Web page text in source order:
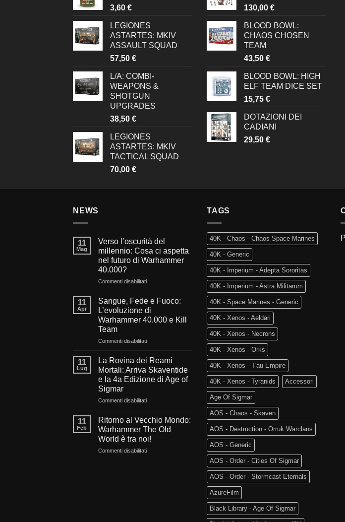
3,60 €
LEGIONES
ASTARTES: MKIV
ASSAULT SQUAD
57,50 €
L/A: COMBI-
WEAPONS &
SHOTGUN
UPGRADES
38,50 €
LEGIONES
ASTARTES: MKIV
TACTICAL SQUAD
70,00 €
130,00 €
BLOOD BOWL:
CHAOS CHOSEN
TEAM
43,50 €
BLOOD BOWL: HIGH
ELF TEAM DICE SET
15,75 €
DOTAZIONI DEI
CADIANI
29,50 €
NEWS
11
Mag
Verso l’oscurità del
millennio: Cosa ci aspetta
nel futuro di Warhammer
40.000?
Commenti disabilitatisu
l’oscurità
del
millennio:
Cosa
aspetta
futuro
di
Warhammer
40.000?
11
Apr
Sangue, Fede e Fuoco:
L’evoluzione di
Warhammer 40.000 e Kill
Team
Commenti disabilitatisu
Fede
Fuoco:
L’evoluzione
Warhammer
Kill
Team
11
Lug
La Rovina dei Reami
Mortali: Arriva Skaventide
e la 4a Edizione di Age of
Sigmar
Commenti disabilitatisu
Rovina
dei
Reami
Mortali:
Arriva
11
Feb
Ritorno al Vecchio Mondo:
Warhammer The Old
World è tra noi!
Commenti disabilitatisu
TAGS
40K - Chaos - Chaos Space Marines
40K - Generic
40K - Imperium - Adepta Sororitas
40K - Imperium - Astra Militarum
40K - Space Marines - Generic
40K - Xenos - Aeldari
40K - Xenos - Necrons
40K - Xenos - Orks
40K - Xenos - T'au Empire
40K - Xenos - Tyranids Accessori
Age Of Sigmar
AOS - Chaos - Skaven
AOS - Destruction - Orruk Warclans
AOS - Generic
AOS - Order - Cities Of Sigmar
AOS - Order - Stormcast Eternals
AzureFilm
Black Library - Age Of Sigmar